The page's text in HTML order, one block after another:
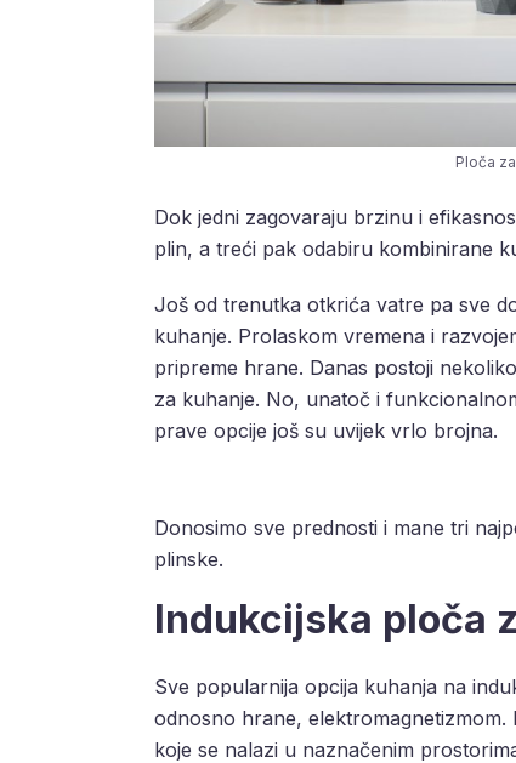
Ploča
Dok jedni zagovaraju brzinu i
plin, a treći pak odabiru kombinirane
Još od trenutka otkrića vatre pa sve
kuhanje. Prolaskom vremena i
pripreme hrane. Danas postoji
za kuhanje. No, unatoč i
prave opcije još su uvijek vrlo brojna.
Donosimo sve prednosti i mane tri
plinske.
Indukcijska ploča
Sve popularnija opcija kuhanja na
odnosno hrane,
koje se nalazi u naznačenim